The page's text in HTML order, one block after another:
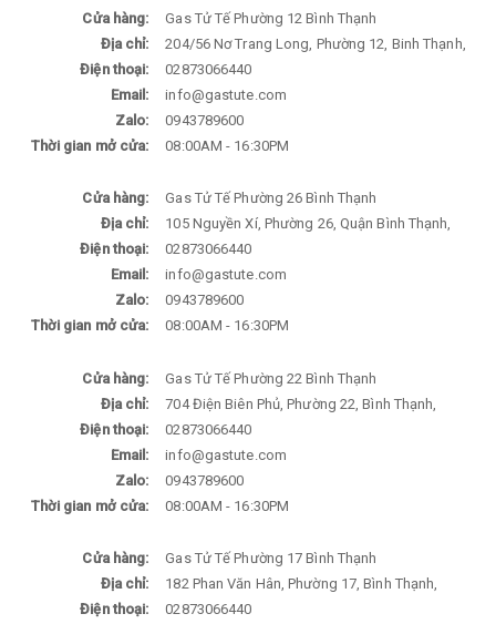
Cửa hàng:
Gas Tử Tế Phường 12 Bình Thạnh
Địa chỉ:
204/56 Nơ Trang Long, Phường 12, Binh Thạnh,
Điện thoại:
02873066440
Email:
info@gastute.com
Zalo:
0943789600
Thời gian mở cửa:
08:00AM - 16:30PM
Cửa hàng:
Gas Tử Tế Phường 26 Bình Thạnh
Địa chỉ:
105 Nguyền Xí, Phường 26, Quận Bình Thạnh,
Điện thoại:
02873066440
Email:
info@gastute.com
Zalo:
0943789600
Thời gian mở cửa:
08:00AM - 16:30PM
Cửa hàng:
Gas Tử Tế Phường 22 Bình Thạnh
Địa chỉ:
704 Điện Biên Phủ, Phường 22, Bình Thạnh,
Điện thoại:
02873066440
Email:
info@gastute.com
Zalo:
0943789600
Thời gian mở cửa:
08:00AM - 16:30PM
Cửa hàng:
Gas Tử Tế Phường 17 Bình Thạnh
Địa chỉ:
182 Phan Văn Hân, Phường 17, Bình Thạnh,
Điện thoại:
02873066440